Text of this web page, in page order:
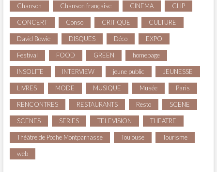
Chanson Chanson française CINEMA CLIP
CONCERT Conso CRITIQUE CULTURE
David Bowie DISQUES Déco EXPO
Festival FOOD GREEN homepage
INSOLITE INTERVIEW jeune public JEUNESSE
LIVRES MODE MUSIQUE Musée Paris
RENCONTRES RESTAURANTS Resto SCENE
SCENES SERIES TELEVISION THEATRE
Théâtre de Poche Montparnasse Toulouse Tourisme
web